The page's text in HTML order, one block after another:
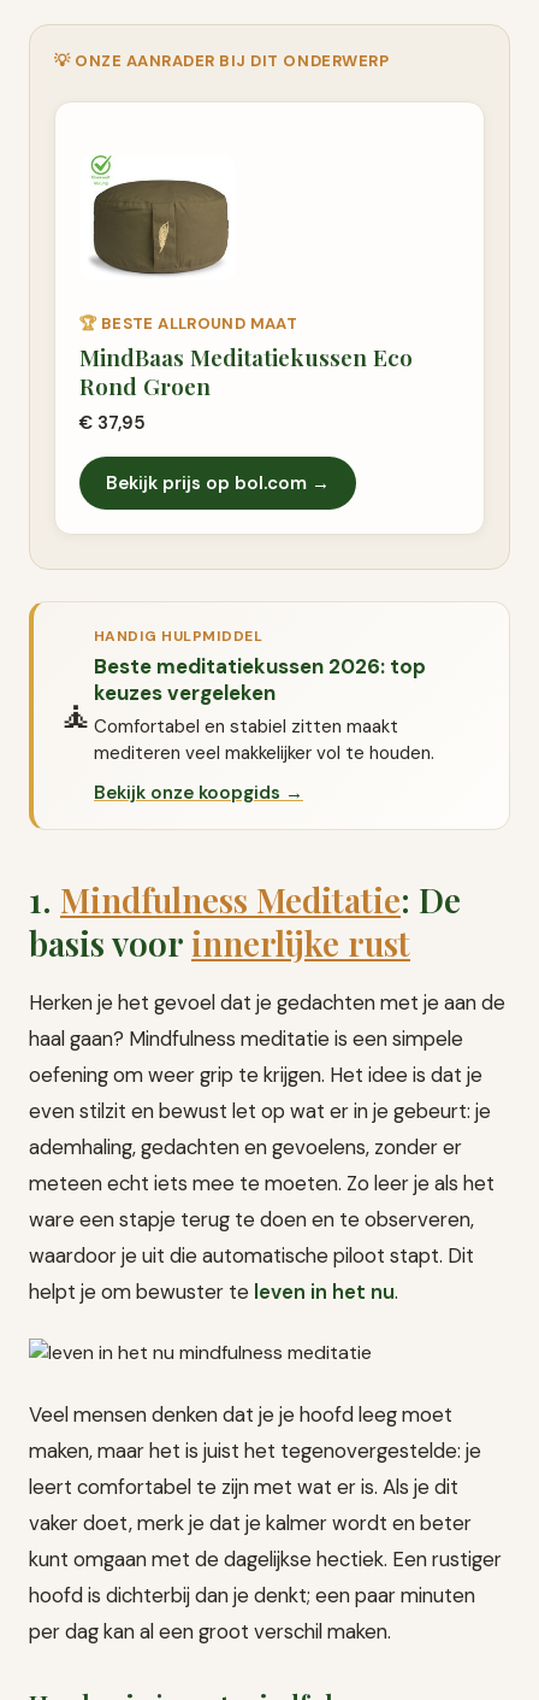
💡 ONZE AANRADER BIJ DIT ONDERWERP
🏆BESTE ALLROUND MAAT
MindBaas Meditatiekussen Eco
Rond Groen
€ 37,95
Bekijk prijs op bol.com →
🧘
HANDIG HULPMIDDEL
Beste meditatiekussen 2026: top
keuzes vergeleken
Comfortabel en stabiel zitten maakt
mediteren veel makkelijker vol te houden.
Bekijk onze koopgids →
1. Mindfulness Meditatie: De
basis voor innerlijke rust
Herken je het gevoel dat je gedachten met je aan de
haal gaan? Mindfulness meditatie is een simpele
oefening om weer grip te krijgen. Het idee is dat je
even stilzit en bewust let op wat er in je gebeurt: je
ademhaling, gedachten en gevoelens, zonder er
meteen echt iets mee te moeten. Zo leer je als het
ware een stapje terug te doen en te observeren,
waardoor je uit die automatische piloot stapt. Dit
helpt je om bewuster te leven in het nu.
Veel mensen denken dat je je hoofd leeg moet
maken, maar het is juist het tegenovergestelde: je
leert comfortabel te zijn met wat er is. Als je dit
vaker doet, merk je dat je kalmer wordt en beter
kunt omgaan met de dagelijkse hectiek. Een rustiger
hoofd is dichterbij dan je denkt; een paar minuten
per dag kan al een groot verschil maken.